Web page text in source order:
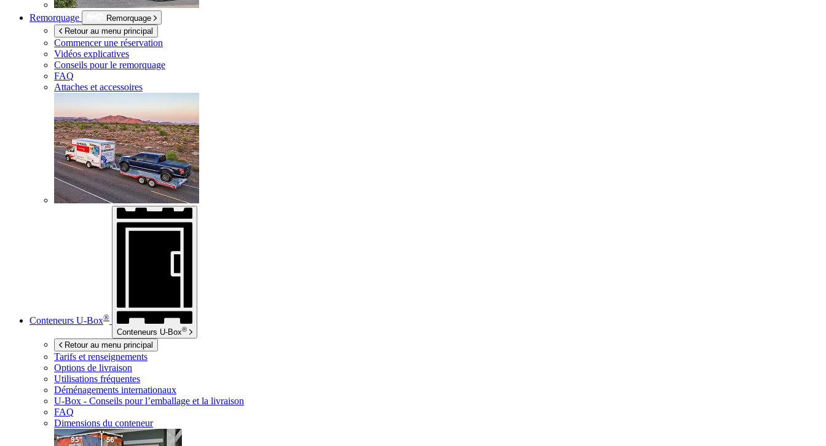
Remorquage
Remorquage
Retour au menu principal
Commencer une réservation
Vidéos explicatives
Conseils pour le remorquage
FAQ
Attaches et accessoires
Conteneurs U-Box®
Conteneurs U-Box®
Retour au menu principal
Tarifs et renseignements
Options de livraison
Utilisations fréquentes
Déménagements internationaux
U-Box - Conseils pour l’emballage et la livraison
FAQ
Dimensions du conteneur